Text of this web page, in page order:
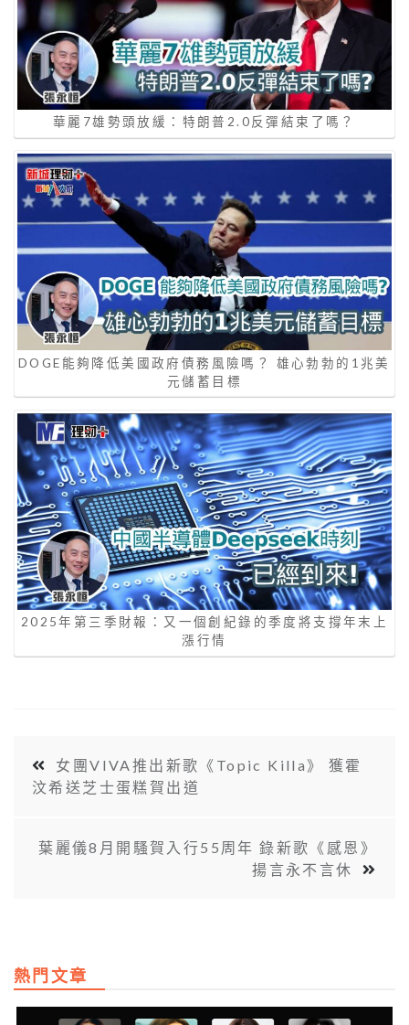
華麗7雄勢頭放緩：特朗普2.0反彈結束了嗎？
DOGE能夠降低美國政府債務風險嗎？ 雄心勃勃的1兆美
元儲蓄目標
2025年第三季財報：又一個創紀錄的季度將支撐年末上
漲行情
女團VIVA推出新歌《Topic Killa》 獲霍
汶希送芝士蛋糕賀出道
葉麗儀8月開騷賀入行55周年 錄新歌《感恩》
揚言永不言休
熱門文章